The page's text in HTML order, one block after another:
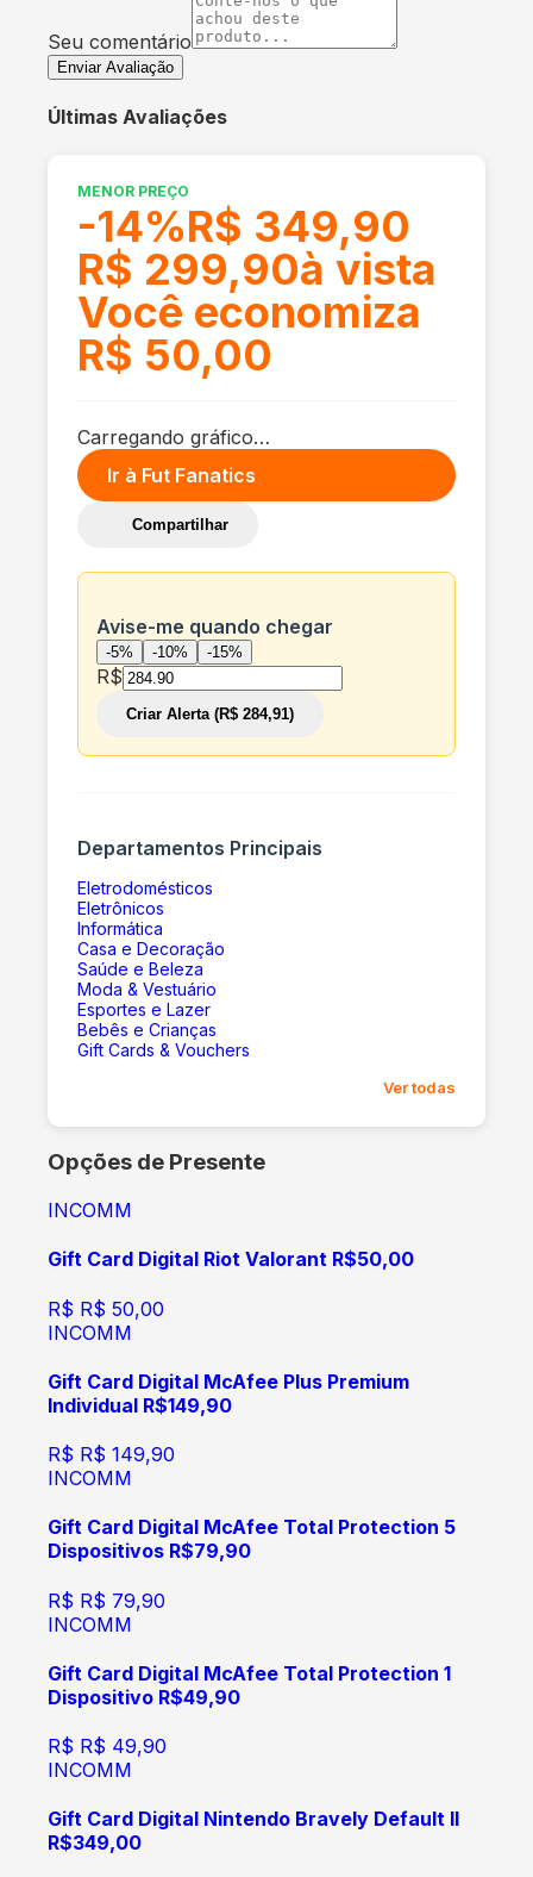
Seu comentário
Enviar Avaliação
Últimas Avaliações
MENOR PREÇO
-14%R$ 349,90
R$ 299,90à vista
Você economiza
R$ 50,00
Carregando gráfico…
Ir à Fut Fanatics
Compartilhar
Avise-me quando chegar
-5% -10% -15%
R$
Criar Alerta (R$ 284,91)
Departamentos Principais
Eletrodomésticos
Eletrônicos
Informática
Casa e Decoração
Saúde e Beleza
Moda & Vestuário
Esportes e Lazer
Bebês e Crianças
Gift Cards & Vouchers
Ver todas
Opções de Presente
INCOMM
Gift Card Digital Riot Valorant R$50,00
R$ R$ 50,00
INCOMM
Gift Card Digital McAfee Plus Premium
Individual R$149,90
R$ R$ 149,90
INCOMM
Gift Card Digital McAfee Total Protection 5
Dispositivos R$79,90
R$ R$ 79,90
INCOMM
Gift Card Digital McAfee Total Protection 1
Dispositivo R$49,90
R$ R$ 49,90
INCOMM
Gift Card Digital Nintendo Bravely Default II
R$349,00